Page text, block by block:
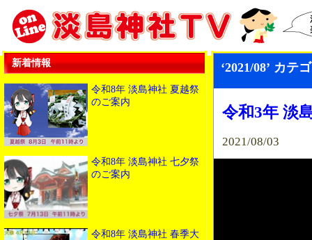
新着情報
令和8年 淡島神社 夏越祭
のご案内
令和8年 淡島神社 七夕祭
のご案内
令和8年 淡島神社 春季大
‘2021/08’ カテ
令和3年 淡
2021/08/03